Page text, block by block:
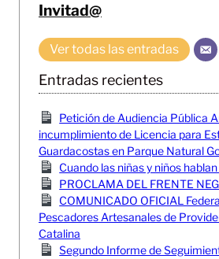
Invitad@
Ver todas las entradas
Entradas recientes
Petición de Audiencia Pública
incumplimiento de Licencia para
Guardacostas en Parque Natural
Cuando las niñas y niños
PROCLAMA DEL FRENTE
COMUNICADO OFICIAL
Pescadores Artesanales de
Catalina
Segundo Informe de